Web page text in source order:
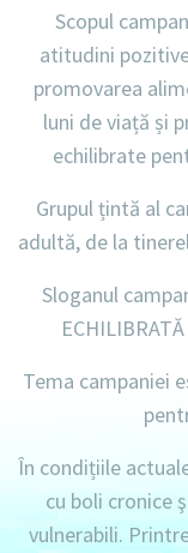
Scopul
atitudini
promovarea
luni de viață și
echilibrate
Grupul țintă al
adultă, de la
Sloganul
Tema campaniei
În condițiile
cu boli cronice
vulnerabili.